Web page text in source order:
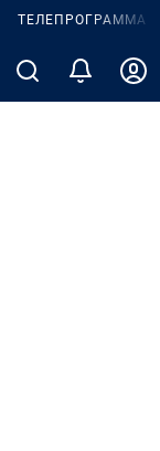
ТЕЛЕПРОГРАММА